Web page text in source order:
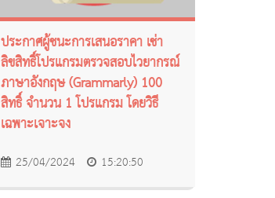
ประกาศผู้ชนะการเสนอราคา เช่า
ลิขสิทธิ์โปรแกรมตรวจสอบไวยากรณ์
ภาษาอังกฤษ (Grammarly) 100
สิทธิ์ จำนวน 1 โปรแกรม โดยวิธี
เฉพาะเจาะจง
25/04/2024 15:20:50